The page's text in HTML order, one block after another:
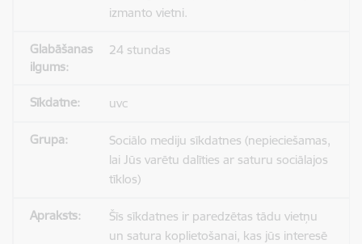
izmanto vietni.
24 stundas
uvc
Sociālo mediju sīkdatnes (nepieciešamas,
lai Jūs varētu dalīties ar saturu sociālajos
tīklos)
Šīs sīkdatnes ir paredzētas tādu vietņu
un satura koplietošanai, kas jūs interesē